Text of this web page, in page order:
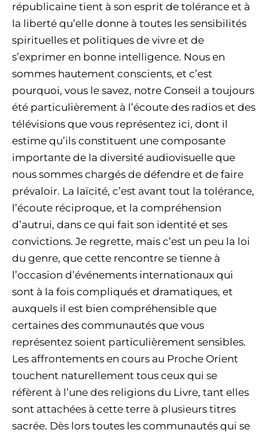
républicaine tient à son esprit de tolérance et à
la liberté qu’elle donne à toutes les sensibilités
spirituelles et politiques de vivre et de
s’exprimer en bonne intelligence. Nous en
sommes hautement conscients, et c’est
pourquoi, vous le savez, notre Conseil a toujours
été particulièrement à l’écoute des radios et des
télévisions que vous représentez ici, dont il
estime qu’ils constituent une composante
importante de la diversité audiovisuelle que
nous sommes chargés de défendre et de faire
prévaloir. La laïcité, c’est avant tout la tolérance,
l’écoute réciproque, et la compréhension
d’autrui, dans ce qui fait son identité et ses
convictions. Je regrette, mais c’est un peu la loi
du genre, que cette rencontre se tienne à
l’occasion d’événements internationaux qui
sont à la fois compliqués et dramatiques, et
auxquels il est bien compréhensible que
certaines des communautés que vous
représentez soient particulièrement sensibles.
Les affrontements en cours au Proche Orient
touchent naturellement tous ceux qui se
réfèrent à l’une des religions du Livre, tant elles
sont attachées à cette terre à plusieurs titres
sacrée. Dès lors toutes les communautés qui se